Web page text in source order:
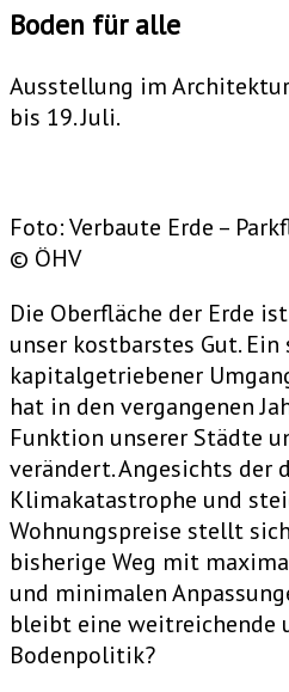
Boden für alle
Ausstellung im
bis 19. Juli.
Foto: Verbaute Erde –
© ÖHV
Die Oberfläche der Erde
unser kostbarstes Gut.
kapitalgetriebener
hat in den vergangenen
Funktion unserer Städte
verändert. Angesichts der
Klimakatastrophe und
Wohnungspreise stellt
bisherige Weg mit
und minimalen
bleibt eine weitreichende
Bodenpolitik?